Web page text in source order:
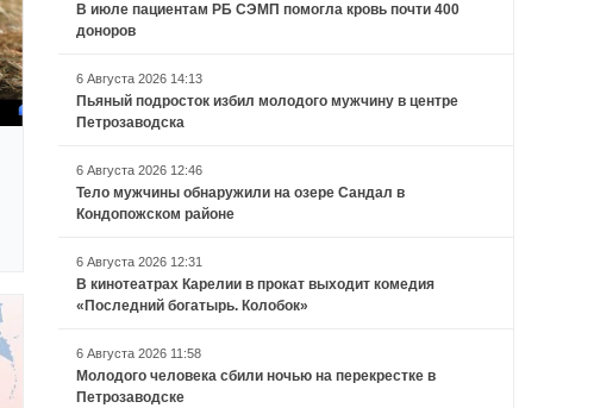
В июле пациентам РБ СЭМП помогла кровь почти 400
доноров
6 Августа 2026 14:13
Пьяный подросток избил молодого мужчину в центре
Петрозаводска
6 Августа 2026 12:46
Тело мужчины обнаружили на озере Сандал в
Кондопожском районе
6 Августа 2026 12:31
В кинотеатрах Карелии в прокат выходит комедия
«Последний богатырь. Колобок»
6 Августа 2026 11:58
Молодого человека сбили ночью на перекрестке в
Петрозаводске